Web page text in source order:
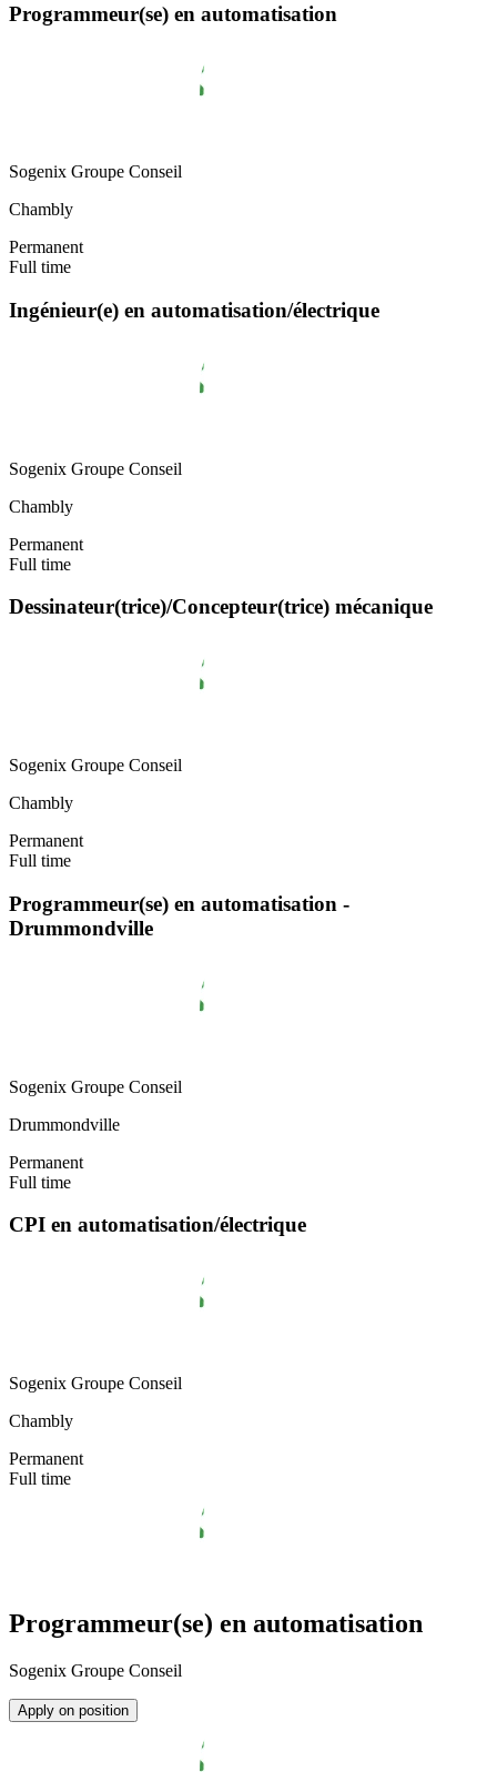
Programmeur(se) en automatisation
Sogenix Groupe Conseil
Chambly
Permanent
Full time
Ingénieur(e) en automatisation/électrique
Sogenix Groupe Conseil
Chambly
Permanent
Full time
Dessinateur(trice)/Concepteur(trice) mécanique
Sogenix Groupe Conseil
Chambly
Permanent
Full time
Programmeur(se) en automatisation -
Drummondville
Sogenix Groupe Conseil
Drummondville
Permanent
Full time
CPI en automatisation/électrique
Sogenix Groupe Conseil
Chambly
Permanent
Full time
Programmeur(se) en automatisation
Sogenix Groupe Conseil
Apply on position